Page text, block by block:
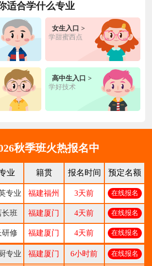
适合学什么专业
女生入口 >
学甜蜜西点
高中生入口 >
学好技术
秋季班火热报名中
业 籍贯 报名时间 预定名额
专业 福建厦门 6小时前 在线报名
专业 福建漳州 1天前 在线报名
专业 福建泉州 3天前 在线报名
专业 在线报名
专业 福建厦门 1天前
福建三明 16小时前 在线报名
专业 福建福州 3天前 在线报名
长班 福建厦门 4天前 在线报名
研修 福建厦门 4天前 在线报名
专业 福建厦门 6小时前 在线报名